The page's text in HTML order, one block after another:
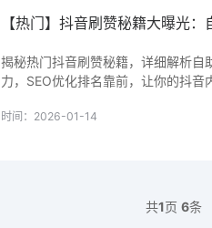
【热门】抖音刷赞秘籍大曝光
揭秘热门抖音刷赞秘籍，详细解析自
力，SEO优化排名靠前，让你的抖音
时间：2026-01-14
共1页 6条